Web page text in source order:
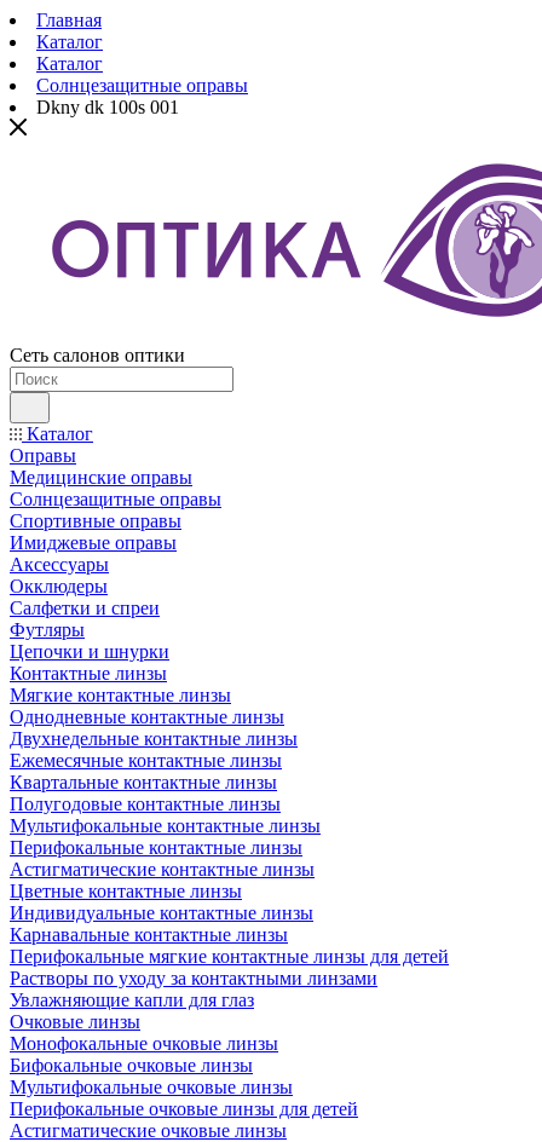
Главная
Каталог
Каталог
Солнцезащитные оправы
Dkny dk 100s 001
Сеть салонов оптики
Каталог
Оправы
Медицинские оправы
Солнцезащитные оправы
Спортивные оправы
Имиджевые оправы
Аксессуары
Окклюдеры
Салфетки и спреи
Футляры
Цепочки и шнурки
Контактные линзы
Мягкие контактные линзы
Однодневные контактные линзы
Двухнедельные контактные линзы
Ежемесячные контактные линзы
Квартальные контактные линзы
Полугодовые контактные линзы
Мультифокальные контактные линзы
Перифокальные контактные линзы
Астигматические контактные линзы
Цветные контактные линзы
Индивидуальные контактные линзы
Карнавальные контактные линзы
Перифокальные мягкие контактные линзы для детей
Растворы по уходу за контактными линзами
Увлажняющие капли для глаз
Очковые линзы
Монофокальные очковые линзы
Бифокальные очковые линзы
Мультифокальные очковые линзы
Перифокальные очковые линзы для детей
Астигматические очковые линзы